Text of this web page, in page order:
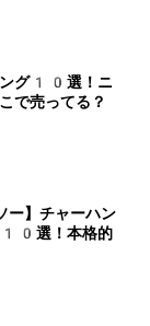
ング10選！ニ
で売ってる？
】チャーハン
10選！本格的